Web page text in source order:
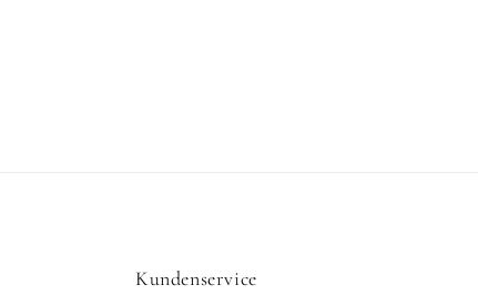
Kundenservice